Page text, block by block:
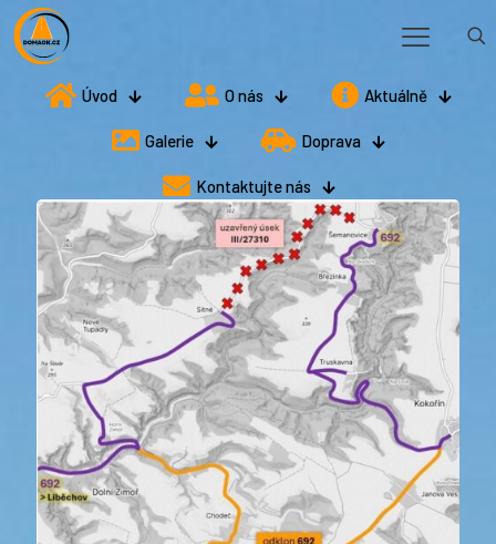
Úvod O nás Aktuálně
Galerie Doprava
Kontaktujte nás